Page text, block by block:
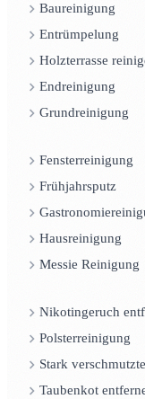
Baureinigung
Entrümpelung
Holzterrasse
Endreinigung
Grundreinigung
Fensterreinigung
Frühjahrsputz
Hausreinigung
Messie Reinigung
Nikotingeruch
Polsterreinigung
Stark
Taubenkot